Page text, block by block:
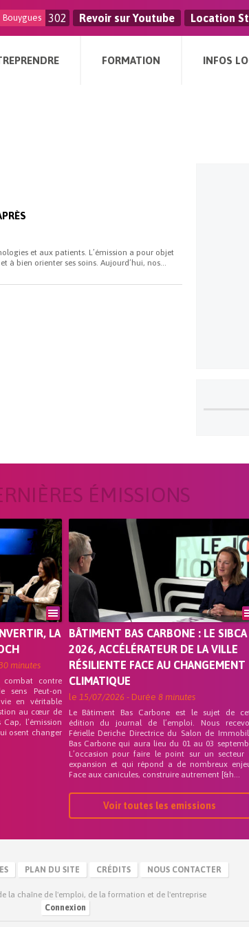
Bouygues 302 Revoir sur Youtube Location
FORMATION INFOS
et aux patients. L’émission a pour objet
à bien orienter ses soins. Aujourd’hui, nos...
ÉMISSIONS
LA
minutes
combat contre
sens Peut-on
en véritable
au cœur de
l’émission
osent changer
BÂTIMENT BAS CARBONE : LE SIBCA
2026, ACCÉLÉRATEUR DE LA VILLE
RÉSILIENTE FACE AU CHANGEMENT
CLIMATIQUE
le 15/07/2026 - Durée 8 minutes
Le Bâtiment Bas Carbone est le sujet de
édition du journal de l’emploi. Nous
Férielle Deriche Directrice du Salon de
Bas Carbone qui aura lieu du 01 au 03
L’occasion pour faire le point sur un secteur
expansion et qui répond a de nombreux
Face aux canicules, construire autrement [&h...
Voir toutes les emissions
PLAN DU SITE CRÉDITS NOUS CONTACTER
la chaîne de l'emploi, de la formation et de l'entreprise
Connexion